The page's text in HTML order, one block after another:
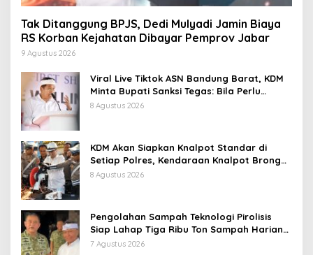
Tak Ditanggung BPJS, Dedi Mulyadi Jamin Biaya
RS Korban Kejahatan Dibayar Pemprov Jabar
9 Agustus 2026
Viral Live Tiktok ASN Bandung Barat, KDM
Minta Bupati Sanksi Tegas: Bila Perlu
Pemberhentian
8 Agustus 2026
KDM Akan Siapkan Knalpot Standar di
Setiap Polres, Kendaraan Knalpot Brong
Tertangkap Langsung Ganti
8 Agustus 2026
Pengolahan Sampah Teknologi Pirolisis
Siap Lahap Tiga Ribu Ton Sampah Harian
Jawa Barat
7 Agustus 2026